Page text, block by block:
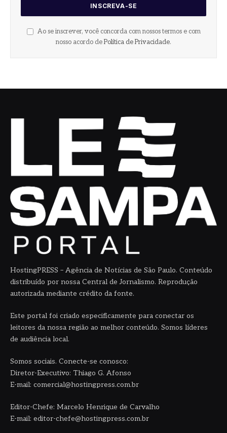
Ao se inscrever, você concorda com nossos termos e com
nosso acordo de Política de Privacidade.
HostingPRESS – Agência de Notícias de São Paulo. Conteúdo
distribuído por nossa Central de Jornalismo. Reprodução
autorizada mediante crédito da fonte.
Este portal foi criado especificamente para conectar os
leitores da nossa região ao melhor conteúdo. Somos líderes
de audiência local.
Somos sociais. Conecte-se conosco:
Diretor-Executivo: Thiago G. Afonso
E-mail: comercial@hostingpress.com.br
Editor-Chefe: Marcelo Henrique de Carvalho
E-mail: editor-chefe@hostingpress.com.br